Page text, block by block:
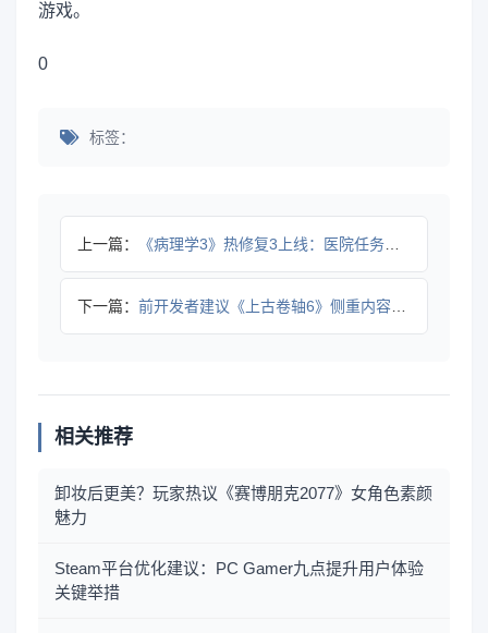
游戏。
0
标签：
上一篇： 《病理学3》热修复3上线：医院任务重置问题已修复
下一篇： 前开发者建议《上古卷轴6》侧重内容深度而非规模扩展
相关推荐
卸妆后更美？玩家热议《赛博朋克2077》女角色素颜
魅力
Steam平台优化建议：PC Gamer九点提升用户体验
关键举措